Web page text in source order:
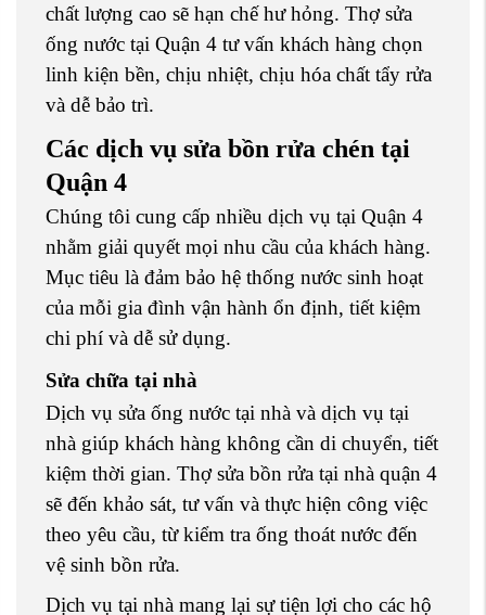
chất lượng cao sẽ hạn chế hư hỏng. Thợ sửa
ống nước tại Quận 4 tư vấn khách hàng chọn
linh kiện bền, chịu nhiệt, chịu hóa chất tẩy rửa
và dễ bảo trì.
Các dịch vụ sửa bồn rửa chén tại
Quận 4
Chúng tôi cung cấp nhiều dịch vụ tại Quận 4
nhằm giải quyết mọi nhu cầu của khách hàng.
Mục tiêu là đảm bảo hệ thống nước sinh hoạt
của mỗi gia đình vận hành ổn định, tiết kiệm
chi phí và dễ sử dụng.
Sửa chữa tại nhà
Dịch vụ sửa ống nước tại nhà và dịch vụ tại
nhà giúp khách hàng không cần di chuyển, tiết
kiệm thời gian. Thợ sửa bồn rửa tại nhà quận 4
sẽ đến khảo sát, tư vấn và thực hiện công việc
theo yêu cầu, từ kiểm tra ống thoát nước đến
vệ sinh bồn rửa.
Dịch vụ tại nhà mang lại sự tiện lợi cho các hộ